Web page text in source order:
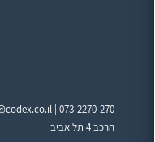
|073-2270-270
הרכב 4 תל אביב